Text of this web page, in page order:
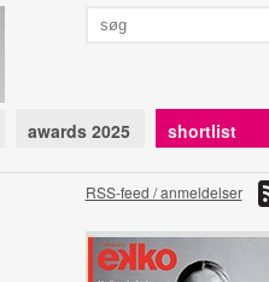
awards 2025 shortlist
RSS-feed / anmeldelser